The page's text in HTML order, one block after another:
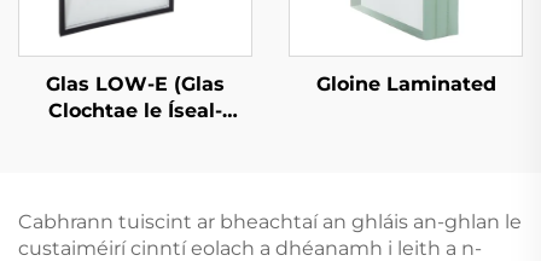
Glas LOW-E (Glas
Clochtae le Íseal-
Gloine Laminated
Cabhrann tuiscint ar bheachtaí an ghláis an-ghlan le
custaiméirí cinntí eolach a dhéanamh i leith a n-